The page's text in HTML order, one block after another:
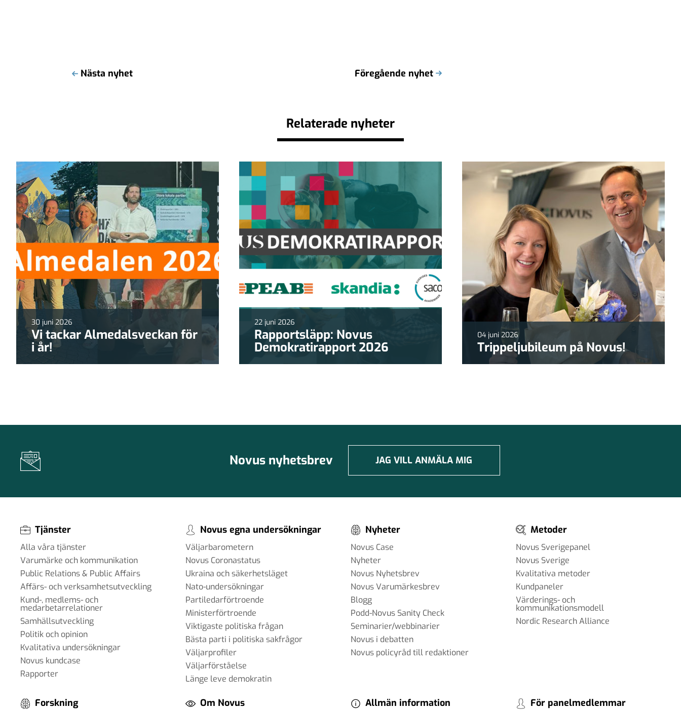
Nästa nyhet Föregående nyhet
Relaterade nyheter
30 juni 2026
Vi tackar Almedalsveckan för
i år!
22 juni 2026
Rapportsläpp: Novus
Demokratirapport 2026
04 juni 2026
Trippeljubileum på Novus!
Novus nyhetsbrev JAG VILL ANMÄLA MIG
Tjänster
Alla våra tjänster
Varumärke och kommunikation
Public Relations & Public Affairs
Affärs- och verksamhetsutveckling
Kund-, medlems- och
medarbetarrelationer
Samhällsutveckling
Politik och opinion
Kvalitativa undersökningar
Novus kundcase
Rapporter
Novus egna undersökningar
Väljarbarometern
Novus Coronastatus
Ukraina och säkerhetsläget
Nato-undersökningar
Partiledarförtroende
Ministerförtroende
Viktigaste politiska frågan
Bästa parti i politiska sakfrågor
Väljarprofiler
Väljarförståelse
Länge leve demokratin
Nyheter
Novus Case
Nyheter
Novus Nyhetsbrev
Novus Varumärkesbrev
Blogg
Podd-Novus Sanity Check
Seminarier/webbinarier
Novus i debatten
Novus policyråd till redaktioner
Metoder
Novus Sverigepanel
Novus Sverige
Kvalitativa metoder
Kundpaneler
Värderings- och
kommunikationsmodell
Nordic Research Alliance
Forskning Om Novus Allmän information För panelmedlemmar